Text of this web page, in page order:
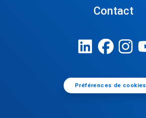
Contact
Préférences de cookies